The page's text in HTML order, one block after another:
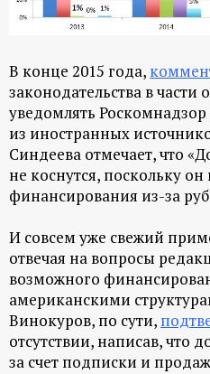
В конце 2015 года,
законодательства в
уведомлять
из иностранных
Синдеева отмечает, что
не коснутся, поскольку он
финансирования из-за
И совсем уже свежий
отвечая на вопросы
возможного
американскими
Винокуров, по сути,
отсутствии, написав, что
за счет подписки и